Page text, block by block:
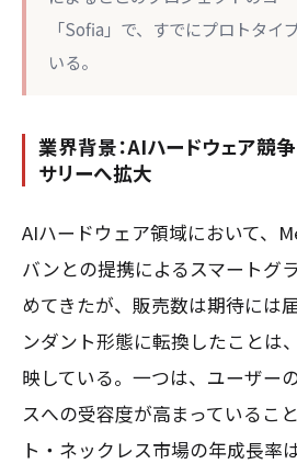
「Sofia」で、すでにプロトタイ
いる。
業界背景：AIハードウェア競
サリーへ拡大
AIハードウェア領域において、
バンとの提携によるスマートグ
めてきたが、販売数は期待には
ンダント形態に転換したことは
映している。一つは、ユーザー
スへの受容度が高まっているこ
ト・ネックレス市場の年成長率